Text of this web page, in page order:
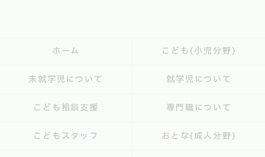
ホーム こども(小児分野)
未就学児について 就学児について
こども相談支援 専門職について
こどもスタッフ おとな(成人分野)